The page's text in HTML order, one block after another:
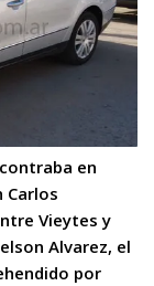
en
Carlos
Vieytes y
Alvarez, el
por